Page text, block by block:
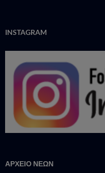
INSTAGRAM
ΑΡΧΕΙΟ ΝΕΩΝ